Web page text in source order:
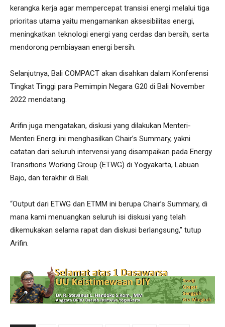
kerangka kerja agar mempercepat transisi energi melalui tiga
prioritas utama yaitu mengamankan aksesibilitas energi,
meningkatkan teknologi energi yang cerdas dan bersih, serta
mendorong pembiayaan energi bersih.
Selanjutnya, Bali COMPACT akan disahkan dalam Konferensi
Tingkat Tinggi para Pemimpin Negara G20 di Bali November
2022 mendatang.
Arifin juga mengatakan, diskusi yang dilakukan Menteri-
Menteri Energi ini menghasilkan Chair’s Summary, yakni
catatan dari seluruh intervensi yang disampaikan pada Energy
Transitions Working Group (ETWG) di Yogyakarta, Labuan
Bajo, dan terakhir di Bali.
“Output dari ETWG dan ETMM ini berupa Chair’s Summary, di
mana kami menuangkan seluruh isi diskusi yang telah
dikemukakan selama rapat dan diskusi berlangsung,” tutup
Arifin.